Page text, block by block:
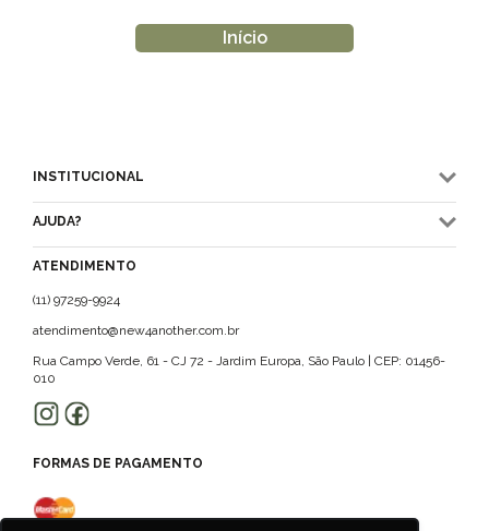
Início
INSTITUCIONAL
AJUDA?
ATENDIMENTO
(11) 97259-9924
atendimento@new4another.com.br
Rua Campo Verde, 61 - CJ 72 - Jardim Europa, São Paulo | CEP: 01456-
010
FORMAS DE PAGAMENTO